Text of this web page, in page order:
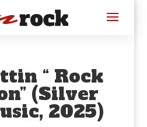
“ Rock
(Silver
2025)